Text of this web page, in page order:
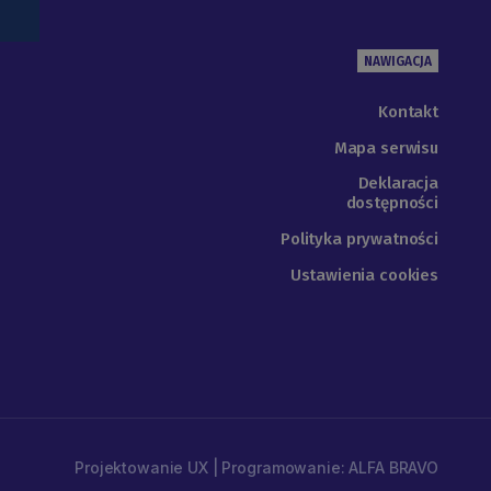
NAWIGACJA
Kontakt
Mapa serwisu
Deklaracja
dostępności
Polityka prywatności
Ustawienia cookies
Projektowanie UX | Programowanie: ALFA BRAVO